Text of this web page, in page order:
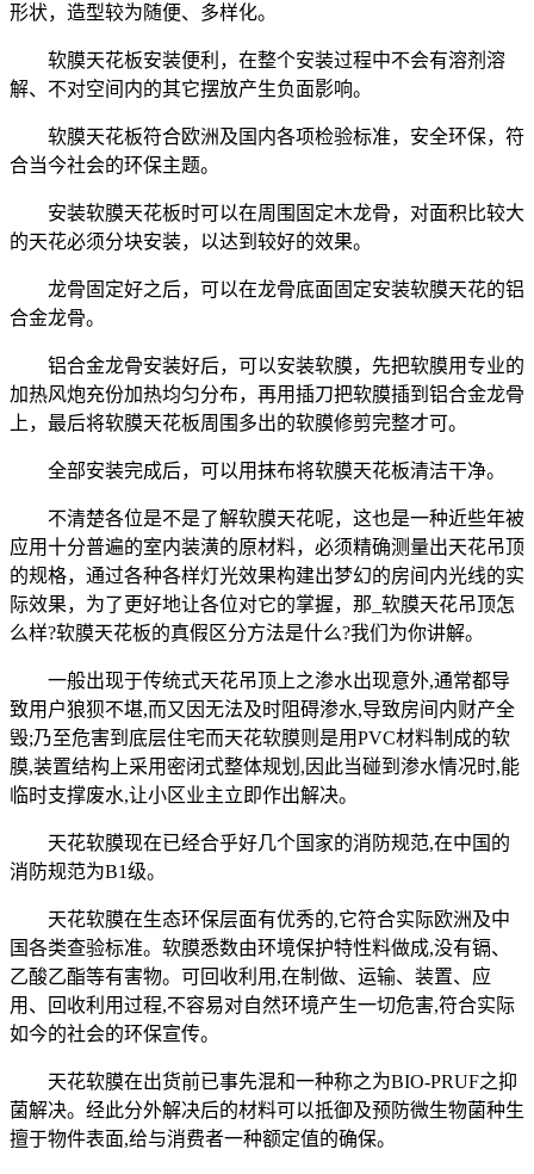
形状，造型较为随便、多样化。
软膜天花板安装便利，在整个安装过程中不会有溶剂溶
解、不对空间内的其它摆放产生负面影响。
软膜天花板符合欧洲及国内各项检验标准，安全环保，符
合当今社会的环保主题。
安装软膜天花板时可以在周围固定木龙骨，对面积比较大
的天花必须分块安装，以达到较好的效果。
龙骨固定好之后，可以在龙骨底面固定安装软膜天花的铝
合金龙骨。
铝合金龙骨安装好后，可以安装软膜，先把软膜用专业的
加热风炮充份加热均匀分布，再用插刀把软膜插到铝合金龙骨
上，最后将软膜天花板周围多出的软膜修剪完整才可。
全部安装完成后，可以用抹布将软膜天花板清洁干净。
不清楚各位是不是了解软膜天花呢，这也是一种近些年被
应用十分普遍的室内装潢的原材料，必须精确测量出天花吊顶
的规格，通过各种各样灯光效果构建出梦幻的房间内光线的实
际效果，为了更好地让各位对它的掌握，那_软膜天花吊顶怎
么样?软膜天花板的真假区分方法是什么?我们为你讲解。
一般出现于传统式天花吊顶上之渗水出现意外,通常都导
致用户狼狈不堪,而又因无法及时阻碍渗水,导致房间内财产全
毁;乃至危害到底层住宅而天花软膜则是用PVC材料制成的软
膜,装置结构上采用密闭式整体规划,因此当碰到渗水情况时,能
临时支撑废水,让小区业主立即作出解决。
天花软膜现在已经合乎好几个国家的消防规范,在中国的
消防规范为B1级。
天花软膜在生态环保层面有优秀的,它符合实际欧洲及中
国各类查验标准。软膜悉数由环境保护特性料做成,没有镉、
乙酸乙酯等有害物。可回收利用,在制做、运输、装置、应
用、回收利用过程,不容易对自然环境产生一切危害,符合实际
如今的社会的环保宣传。
天花软膜在出货前已事先混和一种称之为BIO-PRUF之抑
菌解决。经此分外解决后的材料可以抵御及预防微生物菌种生
擅于物件表面,给与消费者一种额定值的确保。